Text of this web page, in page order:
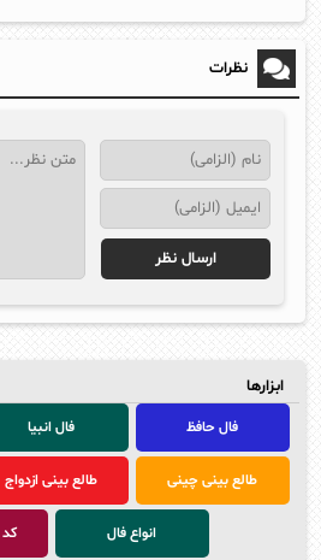
نظرات
ابزارها
فال حافظ فال انبیا
طالع بینی چینی طالع بینی ازدواج
انواع فال کد